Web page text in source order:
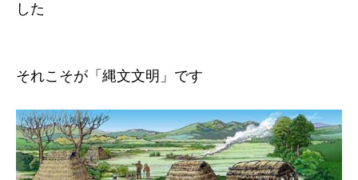
した
それこそが「縄文文明」です